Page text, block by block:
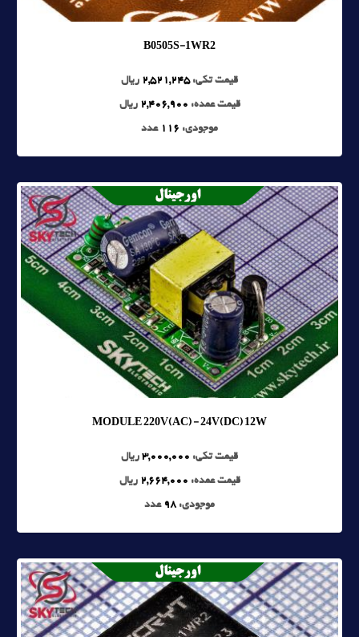
B0505S-1WR2
قیمت تکی:2,521,245 ریال
قیمت عمده: 2,406,900 ریال
موجودی: 116 عدد
MODULE 220V(AC) - 24V(DC) 12W
قیمت تکی: 3,000,000 ریال
قیمت عمده: 2,664,000 ریال
موجودی: 98 عدد